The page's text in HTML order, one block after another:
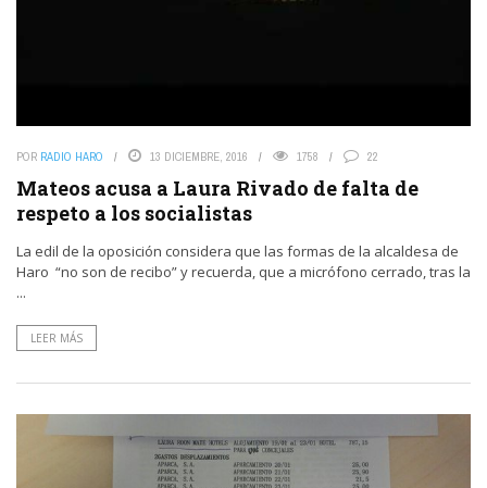
POR RADIO HARO 13 DICIEMBRE, 2016 1758 22
Mateos acusa a Laura Rivado de falta de
respeto a los socialistas
La edil de la oposición considera que las formas de la alcaldesa de
Haro “no son de recibo” y recuerda, que a micrófono cerrado, tras la
...
LEER MÁS